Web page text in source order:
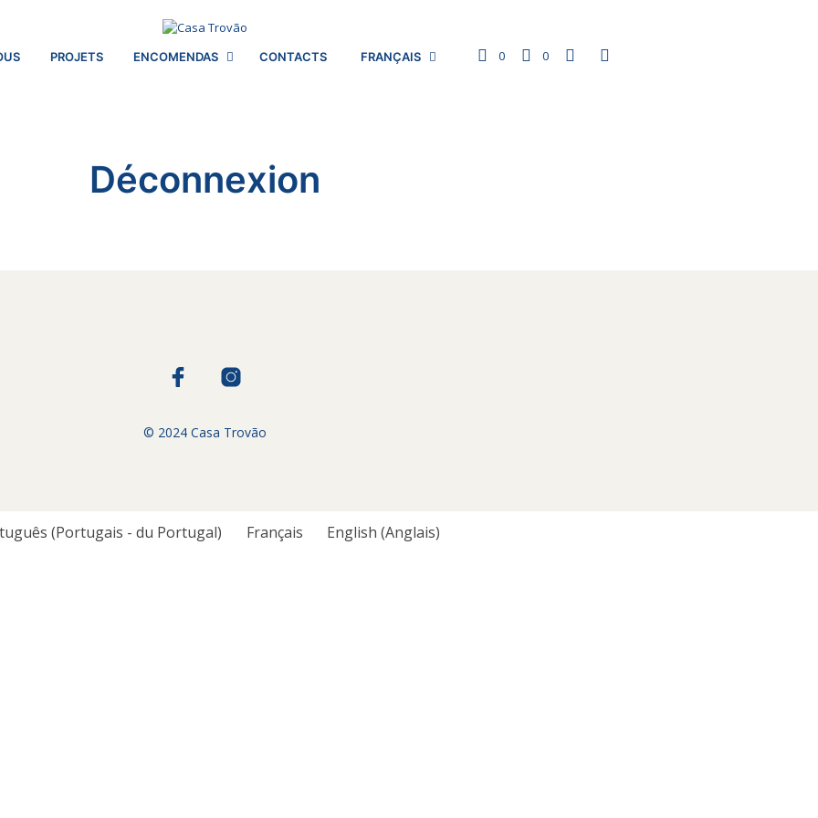
PROJETS ENCOMENDAS CONTACTS FRANÇAIS 0 0
Déconnexion
© 2024 Casa Trovão
(Portugais - du Portugal) Français English (Anglais)